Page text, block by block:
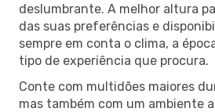
deslumbrante. A melhor altura
das suas preferências e
sempre em conta o clima, a
tipo de experiência que procura.
Conte com multidões maiores
mas também com um ambiente